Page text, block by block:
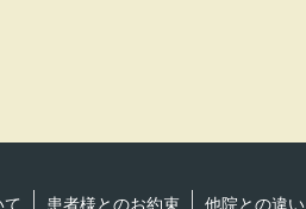
て 患者様とのお約束 他院との違い